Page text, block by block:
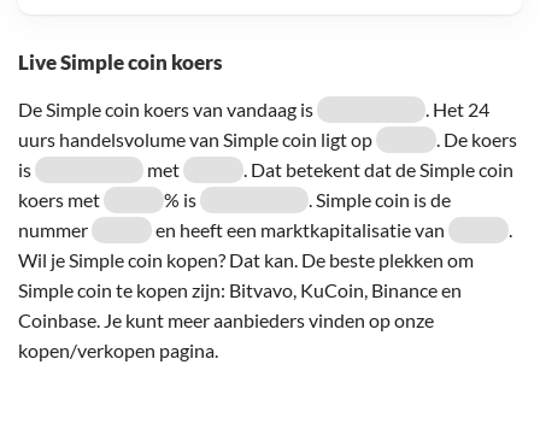
Live Simple coin koers
De Simple coin koers van vandaag is
. Het 24
uurs handelsvolume van Simple coin ligt op
. De koers
is
met
. Dat betekent dat de Simple coin
koers met
% is
. Simple coin is de
nummer
en heeft een marktkapitalisatie van
.
Wil je Simple coin kopen? Dat kan. De beste plekken om
Simple coin te kopen zijn: Bitvavo, KuCoin, Binance en
Coinbase. Je kunt meer aanbieders vinden op onze
kopen/verkopen pagina.